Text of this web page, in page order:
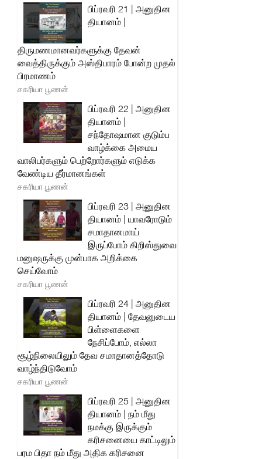
பிப்ரவரி 21 | அனுதின
தியானம் |
திருமணமானவர்களுக்கு தேவன்
வைத்திருக்கும் அஸ்திபாரம் போன்ற முதல்
பிரமாணம்
சகரியா பூணன்
பிப்ரவரி 22 | அனுதின
தியானம் |
சந்தோஷமான குடும்ப
வாழ்க்கை அமைய
வாலிபர்களும் பெற்றோர்களும் எடுக்க
வேண்டிய தீர்மானங்கள்
சகரியா பூணன்
பிப்ரவரி 23 | அனுதின
தியானம் | யாவரோடும்
சமாதானமாய்
இருப்போம் கிறிஸ்துவை
மனுஷருக்கு முன்பாக அறிக்கை
செய்வோம்
சகரியா பூணன்
பிப்ரவரி 24 | அனுதின
தியானம் | தேவனுடைய
பிள்ளைகளை
நேசிப்போம், எல்லா
சூழ்நிலையிலும் தேவ சமாதானத்தோடு
வாழ்ந்திடுவோம்
சகரியா பூணன்
பிப்ரவரி 25 | அனுதின
தியானம் | நம் மீது
நமக்கு இருக்கும்
கரிசனையை காட்டிலும்
பரம பிதா நம் மீது அதிக கரிசனை